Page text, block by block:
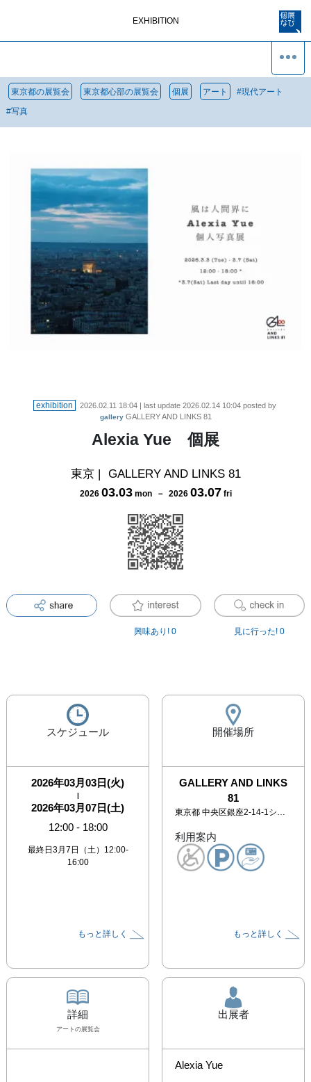
EXHIBITION
東京都の展覧会 東京都心部の展覧会 個展 アート #現代アート
#写真
exhibition 2026.02.11 18:04| last update 2026.02.14 10:04posted by
gallery GALLERY AND LINKS 81
Alexia Yue 個展
東京| GALLERY AND LINKS 81
2026 03.03 mon－ 2026 03.07 fri
興味あり! 0 見に行った! 0
スケジュール
2026年03月03日(火)
|
2026年03月07日(土)
12:00- 18:00
最終日3月7日（土）12:00-
16:00
もっと詳しく
開催場所
GALLERY AND LINKS
81
東京都 中央区銀座2-14-1シャルル銀座ビル1F 2F
利用案内
もっと詳しく
詳細
アート の展覧会
出展者
Alexia Yue